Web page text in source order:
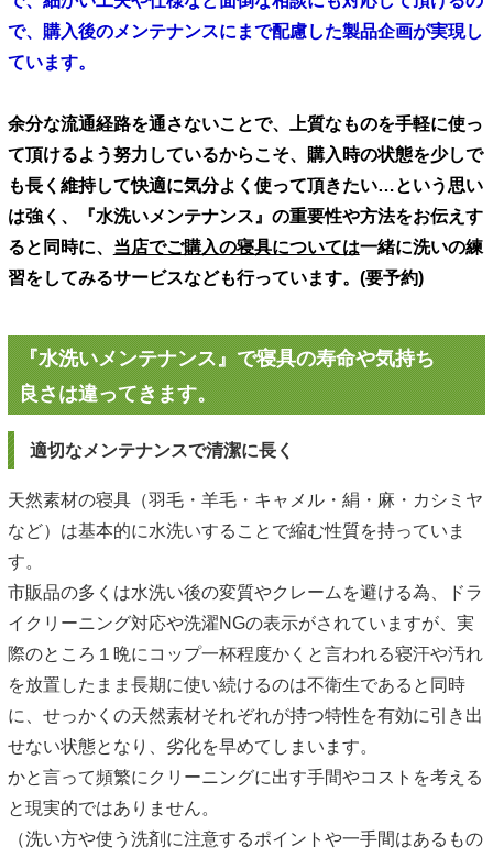
で、購入後のメンテナンスにまで配慮した製品企画が実現し
ています。
余分な流通経路を通さないことで、上質なものを手軽に使っ
て頂けるよう努力しているからこそ、購入時の状態を少しで
も長く維持して快適に気分よく使って頂きたい…という思い
は強く、『水洗いメンテナンス』の重要性や方法をお伝えす
ると同時に、 当店でご購入の寝具については一緒に洗いの練
習をしてみるサービスなども行っています。(要予約)
『水洗いメンテナンス』で寝具の寿命や気持ち
良さは違ってきます。
適切なメンテナンスで清潔に長く
天然素材の寝具（羽毛・羊毛・キャメル・絹・麻・カシミヤ
など）は基本的に水洗いすることで縮む性質を持っていま
す。
市販品の多くは水洗い後の変質やクレームを避ける為、ドラ
イクリーニング対応や洗濯NGの表示がされていますが、実
際のところ１晩にコップ一杯程度かくと言われる寝汗や汚れ
を放置したまま長期に使い続けるのは不衛生であると同時
に、せっかくの天然素材それぞれが持つ特性を有効に引き出
せない状態となり、劣化を早めてしまいます。
かと言って頻繁にクリーニングに出す手間やコストを考える
と現実的ではありません。
（洗い方や使う洗剤に注意するポイントや一手間はあるもの